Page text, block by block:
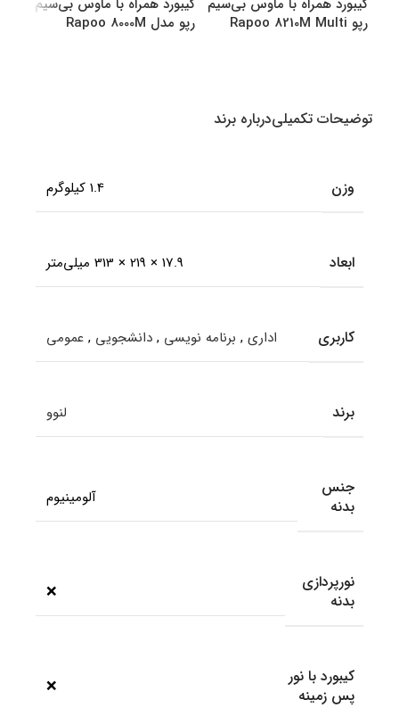
رپو Rapoo 8210M Multi
رپو مدل Rapoo 8000M
توضیحات تکمیلیدرباره برند
وزن 1.4 کیلوگرم
ابعاد 17.9 × 219 × 313 میلی‌متر
کاربری اداری , برنامه نویسی , دانشجویی , عمومی
برند لنوو
جنس
بدنه
آلومینیوم
نورپردازی
بدنه
❌
کیبورد با نور
پس زمینه
❌